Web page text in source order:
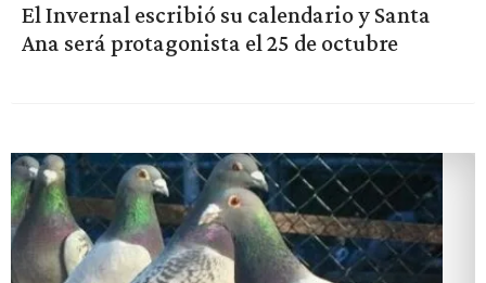
El Invernal escribió su calendario y Santa
Ana será protagonista el 25 de octubre